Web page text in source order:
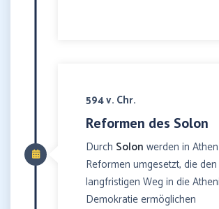
594 v. Chr.
Reformen des Solon
Durch Solon werden in Athen
Reformen umgesetzt, die den
langfristigen Weg in die
Demokratie ermöglichen